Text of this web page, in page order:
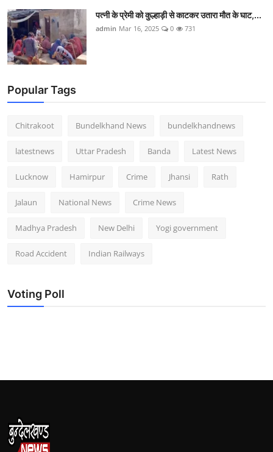
पत्नी के प्रेमी को कुल्हाड़ी से काटकर उतारा मौत के घाट,...
admin Mar 16, 2025 0 731
Popular Tags
Chitrakoot Bundelkhand News bundelkhandnews
latestnews Uttar Pradesh Banda Latest News
Lucknow Hamirpur Crime Jhansi Rath
Jalaun National News Crime News
Madhya Pradesh New Delhi Yogi government
Road Accident Indian Railways
Voting Poll